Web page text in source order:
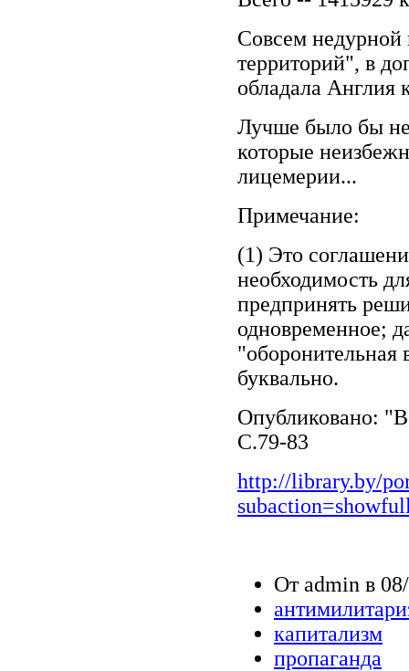
Совсем недурной
территорий", в
обладала Англия
Лучше было бы
которые
лицемерии...
Примечание:
(1) Это
необходимость
предпринять
одновременное;
буквально.
Опубликовано:
С.79-83
http://library.by/
От admin в
капитализм
пропаганда